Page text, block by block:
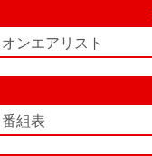
オンエアリスト
番組表